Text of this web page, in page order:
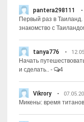
pantera298111
Первый раз в Таиланд.
знакомство с
tanya776
Начать
и сделать..
- 4
Vikrory
Микены: время титанов